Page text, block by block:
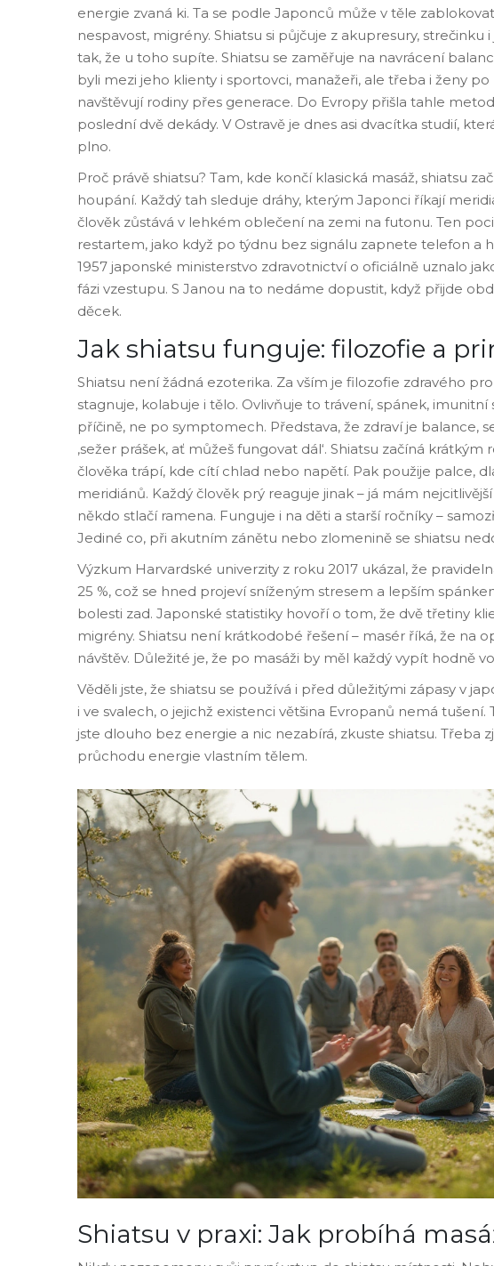
energie zvaná ki. Ta se podle Japonců může v těle
nespavost, migrény. Shiatsu si půjčuje z akupresury,
tak, že u toho supíte. Shiatsu se zaměřuje na navrácení
byli mezi jeho klienty i sportovci, manažeři, ale třeba i ženy
navštěvují rodiny přes generace. Do Evropy přišla tahle
poslední dvě dekády. V Ostravě je dnes asi dvacítka studií,
plno.
Proč právě shiatsu? Tam, kde končí klasická masáž, shiatsu
houpání. Každý tah sleduje dráhy, kterým Japonci říkají
člověk zůstává v lehkém oblečení na zemi na futonu. Ten
restartem, jako když po týdnu bez signálu zapnete telefon a
1957 japonské ministerstvo zdravotnictví o oficiálně uznalo
fázi vzestupu. S Janou na to nedáme dopustit, když přijde
děcek.
Jak shiatsu funguje: filozofie a
Shiatsu není žádná ezoterika. Za vším je filozofie zdravého
stagnuje, kolabuje i tělo. Ovlivňuje to trávení, spánek,
příčině, ne po symptomech. Představa, že zdraví je balance,
‚sežer prášek, ať můžeš fungovat dál‘. Shiatsu začíná
člověka trápí, kde cítí chlad nebo napětí. Pak použije palce,
meridiánů. Každý člověk prý reaguje jinak – já mám
někdo stlačí ramena. Funguje i na děti a starší ročníky –
Jediné co, při akutním zánětu nebo zlomenině se shiatsu
Výzkum Harvardské univerzity z roku 2017 ukázal, že
25 %, což se hned projeví sníženým stresem a lepším
bolesti zad. Japonské statistiky hovoří o tom, že dvě třetiny
migrény. Shiatsu není krátkodobé řešení – masér říká, že na
návštěv. Důležité je, že po masáži by měl každý vypít hodně
Věděli jste, že shiatsu se používá i před důležitými zápasy v
i ve svalech, o jejichž existenci většina Evropanů nemá
jste dlouho bez energie a nic nezabírá, zkuste shiatsu. Třeba
průchodu energie vlastním tělem.
Shiatsu v praxi: Jak probíhá